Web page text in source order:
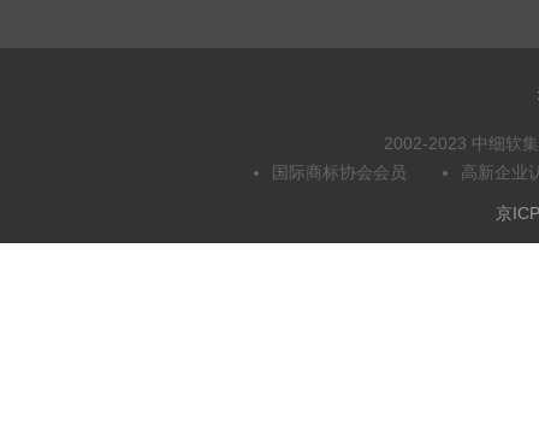
2002-2023 中细软
国际商标协会会员
高新企业
京